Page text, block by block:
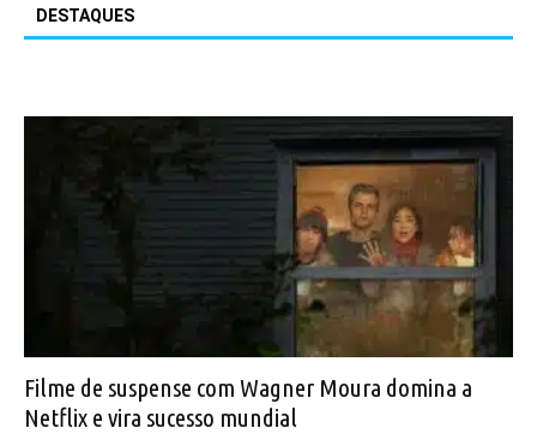
DESTAQUES
Filme de suspense com Wagner Moura domina a
Netflix e vira sucesso mundial